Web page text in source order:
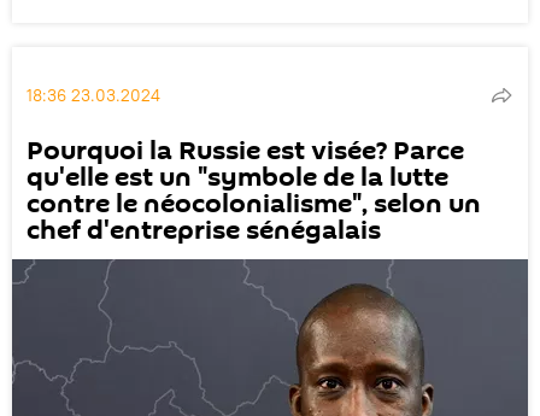
18:36 23.03.2024
Pourquoi la Russie est visée? Parce
qu'elle est un "symbole de la lutte
contre le néocolonialisme", selon un
chef d'entreprise sénégalais